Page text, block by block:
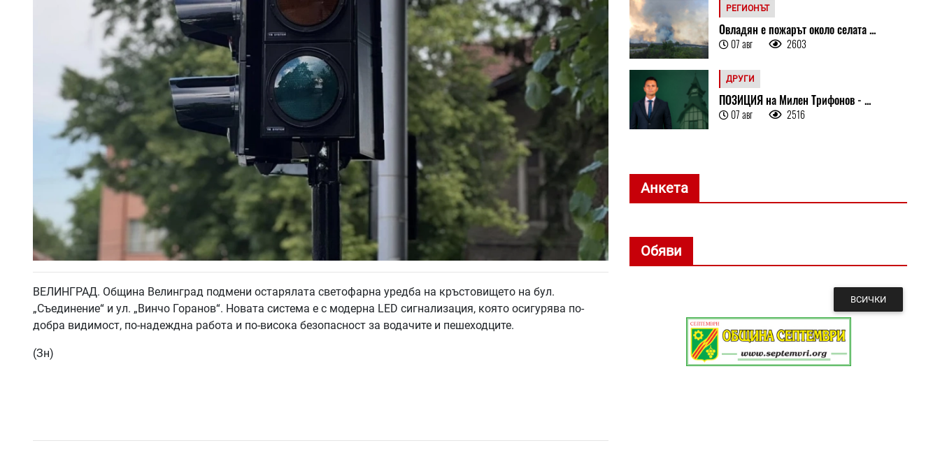
ВЕЛИНГРАД. Община Велинград подмени остарялата светофарна уредба на кръстовището на бул.
„Съединение“ и ул. „Винчо Горанов“. Новата система е с модерна LED сигнализация, която осигурява по-
добра видимост, по-надеждна работа и по-висока безопасност за водачите и пешеходците.
(Зн)
РЕГИОНЪТ
Овладян е пожарът около селата ...
07 авг 2603
ДРУГИ
ПОЗИЦИЯ на Милен Трифонов - ...
07 авг 2516
Анкета
Обяви
ВСИЧКИ